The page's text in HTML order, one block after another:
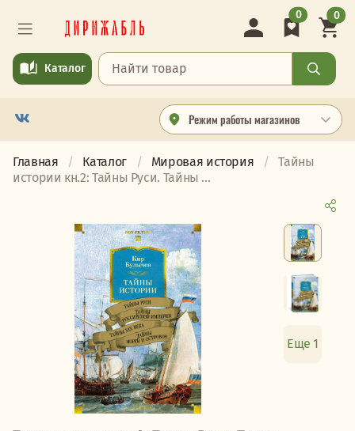
Режим работы магазинов
Каталог
0 0
Главная Каталог Мировая история
Тайны
истории кн.2: Тайны Руси. Тайны ...
Еще 1